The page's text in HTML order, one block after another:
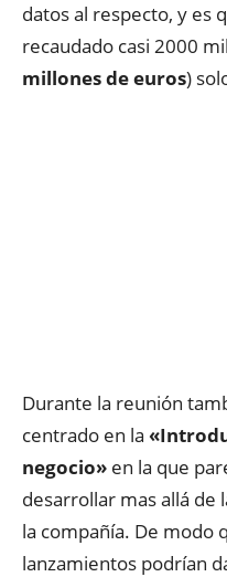
datos al respecto, y es
recaudado casi 2000
millones de euros)
Durante la reunión
centrado en la
negocio» en la que
desarrollar mas allá de
la compañía. De modo
lanzamientos podrían